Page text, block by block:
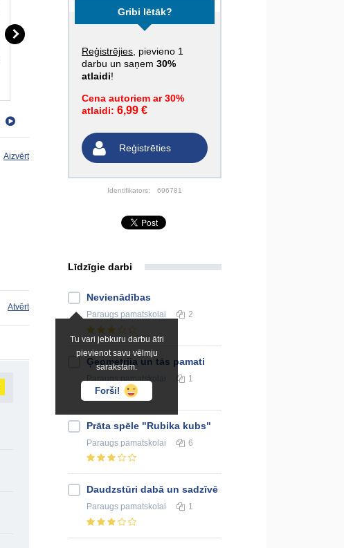
Gribi lētāk?
Reģistrējies , pievieno 1
darbu un saņem 30%
atlaidi!
Cena autoriem ar 30%
atlaidi: 6,99 €
Reģistrēties
Identifikators: 696781
Aizvērt
Atvērt
Līdzīgie darbi
Tu vari jebkuru darbu ātri
pievienot savu vēlmju
sarakstam.
Forši!
Nevienādības
Paraugs pamatskolai 2
Ģeometrija un tās pamati
Paraugspamatskolai 1
Prāta spēle "Rubika kubs"
Paraugs pamatskolai 6
Daudzstūri dabā un sadzīvē
Paraugs pamatskolai 1